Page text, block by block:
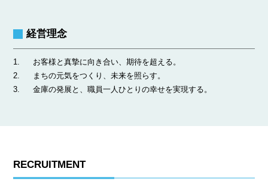
経営理念
お客様と真摯に向き合い、期待を超える。
まちの元気をつくり、未来を照らす。
金庫の発展と、職員一人ひとりの幸せを実現する。
RECRUITMENT